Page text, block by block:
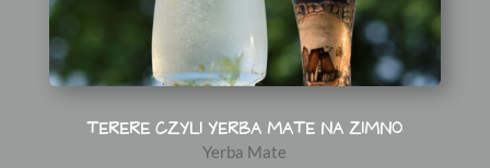
TERERE CZYLI YERBA MATE NA ZIMNO
Yerba Mate